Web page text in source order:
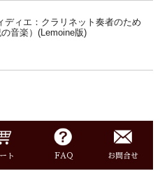
ディエ：クラリネット奏者のため
音楽）(Lemoine版)
ト FAQ お問合せ